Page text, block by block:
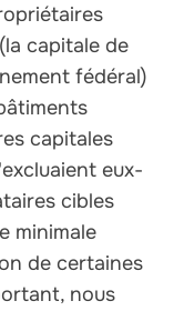
capitale de
fédéral)
capitales
eux-
cibles
minimale
de certaines
nous